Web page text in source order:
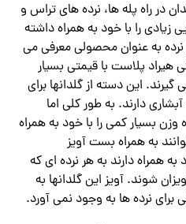
در راه پله ها، نرده های تراس و
زیادی را با خود به همراه داشته
نرده به عنوان محصولی معرفی می
هیراد پلاست با قیمتی بسیار
گیرند. این دسته از گلدانها برای
دارند. به طور کلی اما
وزن بسیار کمی را با خود به همراه
به همراه بست آویز
همراه دارند به هر نرده ای که
شوند. آویز این گلدانها به
برای نرده ها به وجود نمی آورد.